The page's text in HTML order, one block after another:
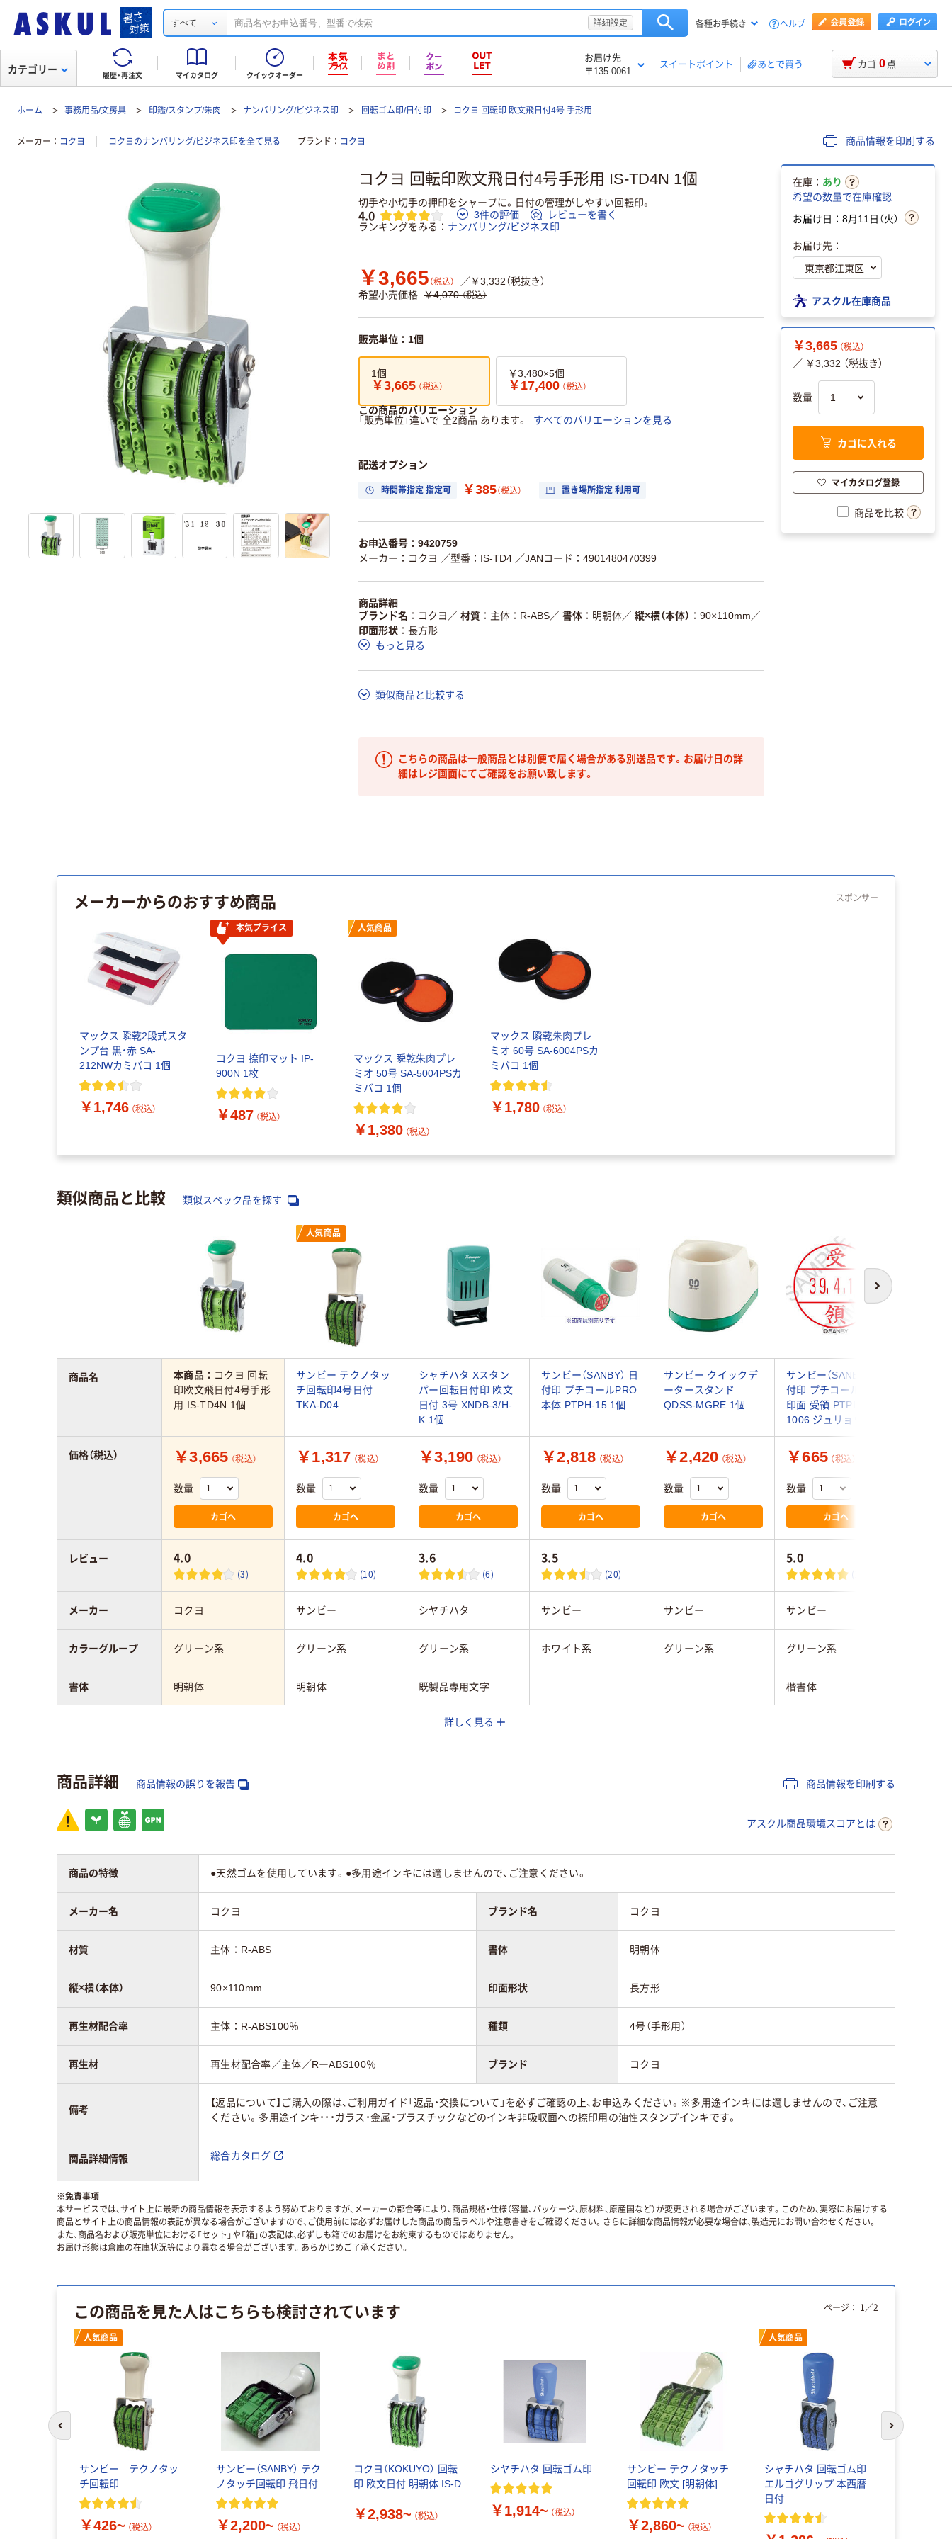
すべて 詳細設定 各種お手続き ヘルプ
履歴・再注文 マイカタログ クイックオーダー
お届け先
〒135-0061
スイートポイント あとで買う
カテゴリー カゴ 0 点
ホーム 事務用品/文房具 印鑑/スタンプ/朱肉 ナンバリング/ビジネス印 回転ゴム印/日付印 コクヨ 回転印 欧文飛日付4号 手形用
メーカー コクヨ コクヨのナンバリング/ビジネス印を全て見る ブランド コクヨ 商品情報を印刷する
コクヨ 回転印欧文飛日付4号手形用 IS-TD4N 1個
切手や小切手の押印をシャープに。日付の管理がしやすい回転印。
4.0 3件の評価
レビューを書く
ランキングをみる
ナンバリング/ビジネス印
￥3,665 （税込）
／￥3,332（税抜き）
希望小売価格 ￥4,070 （税込）
販売単位：1個
1個
￥3,665 （税込）
￥3,480×5個
￥17,400 （税込）
この商品のバリエーション
「販売単位」違いで 全2商品 あります。
すべてのバリエーションを見る
配送オプション
時間帯指定 指定可 ￥385（税込） 置き場所指定 利用可
お申込番号：9420759
メーカー：コクヨ ／型番：IS-TD4 ／JANコード：4901480470399
商品詳細
ブランド名
コクヨ ／ 材質 主体：R-ABS／ 書体 明朝体／ 縦×横（本体） 90×110mm ／
印面形状
長方形
もっと見る
類似商品と比較する
こちらの商品は一般商品とは別便で届く場合がある別送品です。お届け日の詳
細はレジ画面にてご確認をお願い致します。
在庫： あり
希望の数量で在庫確認
お届け日：8月11日（火）
お届け先：
アスクル在庫商品
￥3,665 （税込）
／ ￥3,332 （税抜き）
数量
カゴに入れる
マイカタログ登録
商品を比較
メーカーからのおすすめ商品 スポンサー
マックス 瞬乾2段式スタ
ンプ台 黒・赤 SA-
212NWカミバコ 1個
￥1,746 （税込）
本気プライス
コクヨ 捺印マット IP-
900N 1枚
￥487 （税込）
人気商品
マックス 瞬乾朱肉プレ
ミオ 50号 SA-5004PSカ
ミバコ 1個
￥1,380 （税込）
マックス 瞬乾朱肉プレ
ミオ 60号 SA-6004PSカ
ミバコ 1個
￥1,780 （税込）
類似商品と比較 類似スペック品を探す
次へ
人気商品
本商品： コクヨ 回転
印欧文飛日付4号手形
用 IS-TD4N 1個
サンビー テクノタッ
チ回転印4号日付
TKA-D04
シャチハタ Xスタン
パー回転日付印 欧文
日付 3号 XNDB-3/H-
K 1個
サンビー（SANBY） 日
付印 プチコールPRO
本体 PTPH-15 1個
サンビー クイックデ
ータースタンド
QDSS-MGRE 1個
サンビー（SANBY） 日
付印 プチコールPRO
印面 受領 PTPI-15K-
1006 ジュリョウ 1個
￥3,665 （税込）
数量
カゴへ
￥1,317 （税込）
数量
カゴへ
￥3,190 （税込）
数量
カゴへ
￥2,818 （税込）
数量
カゴへ
￥2,420 （税込）
数量
カゴへ
￥665 （税込）
数量
カゴへ
4.0
(3)
4.0
(10)
3.6
(6)
3.5
(20)
5.0
(1)
コクヨ サンビー シヤチハタ サンビー サンビー サンビー
グリーン系 グリーン系 グリーン系 ホワイト系 グリーン系 グリーン系
明朝体 明朝体 既製品専用文字 楷書体
商品名
価格（税込）
レビュー
メーカー
カラーグループ
書体
詳しく見る
商品詳細 商品情報の誤りを報告 商品情報を印刷する
アスクル商品環境スコアとは
商品の特徴 ●天然ゴムを使用しています。●多用途インキには適しませんので、ご注意ください。
メーカー名 コクヨ ブランド名 コクヨ
材質 主体：R-ABS 書体 明朝体
縦×横（本体） 90×110mm 印面形状 長方形
再生材配合率 主体：R-ABS100％ 種類 4号（手形用）
再生材 再生材配合率／主体／RーABS100％ ブランド コクヨ
備考
【返品について】ご購入の際は、ご利用ガイド「返品・交換について」を必ずご確認の上、お申込みください。※多用途インキには適しませんので、ご注意
ください。多用途インキ・・・ガラス・金属・プラスチックなどのインキ非吸収面への捺印用の油性スタンプインキです。
商品詳細情報 総合カタログ
※免責事項
本サービスでは、サイト上に最新の商品情報を表示するよう努めておりますが、メーカーの都合等により、商品規格・仕様（容量、パッケージ、原材料、原産国など）が変更される場合がございます。このため、実際にお届けする
商品とサイト上の商品情報の表記が異なる場合がございますので、ご使用前には必ずお届けした商品の商品ラベルや注意書きをご確認ください。さらに詳細な商品情報が必要な場合は、製造元にお問い合わせください。
また、商品名および販売単位における「セット」や「箱」の表記は、必ずしも箱でのお届けをお約束するものではありません。
お届け形態は倉庫の在庫状況等により異なる場合がございます。あらかじめご了承ください。
この商品を見た人はこちらも検討されています
人気商品
サンビー テクノタッ
チ回転印
￥426~ （税込）
サンビー（SANBY） テク
ノタッチ回転印 飛日付
￥2,200~ （税込）
コクヨ（KOKUYO） 回転
印 欧文日付 明朝体 IS-D
￥2,938~ （税込）
シヤチハタ 回転ゴム印
￥1,914~ （税込）
サンビー テクノタッチ
回転印 欧文 [明朝体]
￥2,860~ （税込）
人気商品
シャチハタ 回転ゴム印
エルゴグリップ 本西暦
日付
ページ： 1 ／2
前のスライドへ 次のスライド